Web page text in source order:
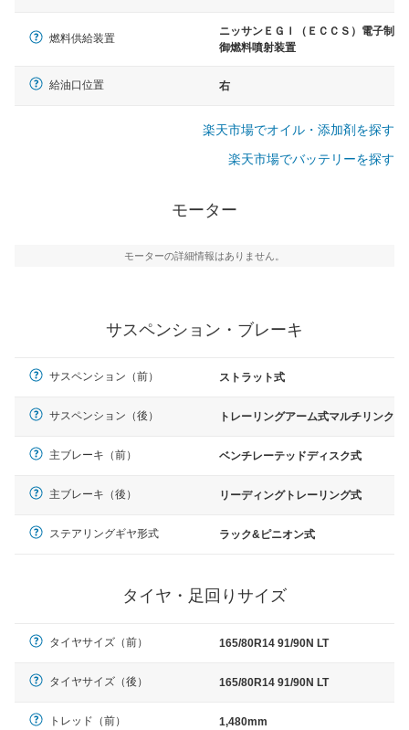
燃料供給装置
ニッサンＥＧＩ（ＥＣＣＳ）電子制
御燃料噴射装置
給油口位置 右
楽天市場でオイル・添加剤を探す
楽天市場でバッテリーを探す
モーター
モーターの詳細情報はありません。
サスペンション・ブレーキ
サスペンション（前） ストラット式
サスペンション（後） トレーリングアーム式マルチリンク
主ブレーキ（前） ベンチレーテッドディスク式
主ブレーキ（後） リーディングトレーリング式
ステアリングギヤ形式 ラック&ピニオン式
タイヤ・足回りサイズ
タイヤサイズ（前） 165/80R14 91/90N LT
タイヤサイズ（後） 165/80R14 91/90N LT
トレッド（前） 1,480mm